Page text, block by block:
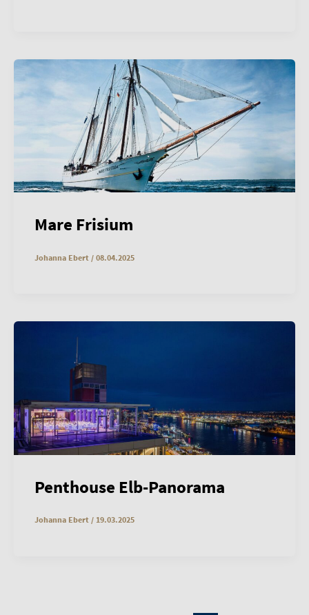
Mare Frisium
Johanna Ebert / 08.04.2025
Penthouse Elb-Panorama
Johanna Ebert / 19.03.2025